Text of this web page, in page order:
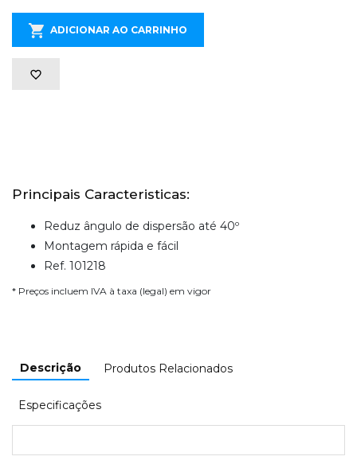
ADICIONAR AO CARRINHO
Principais Caracteristicas:
Reduz ângulo de dispersão até 40º
Montagem rápida e fácil
Ref. 101218
* Preços incluem IVA à taxa (legal) em vigor
Descrição Produtos Relacionados
Especificações